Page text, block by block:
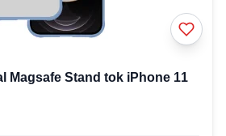
Magsafe Stand tok iPhone 11